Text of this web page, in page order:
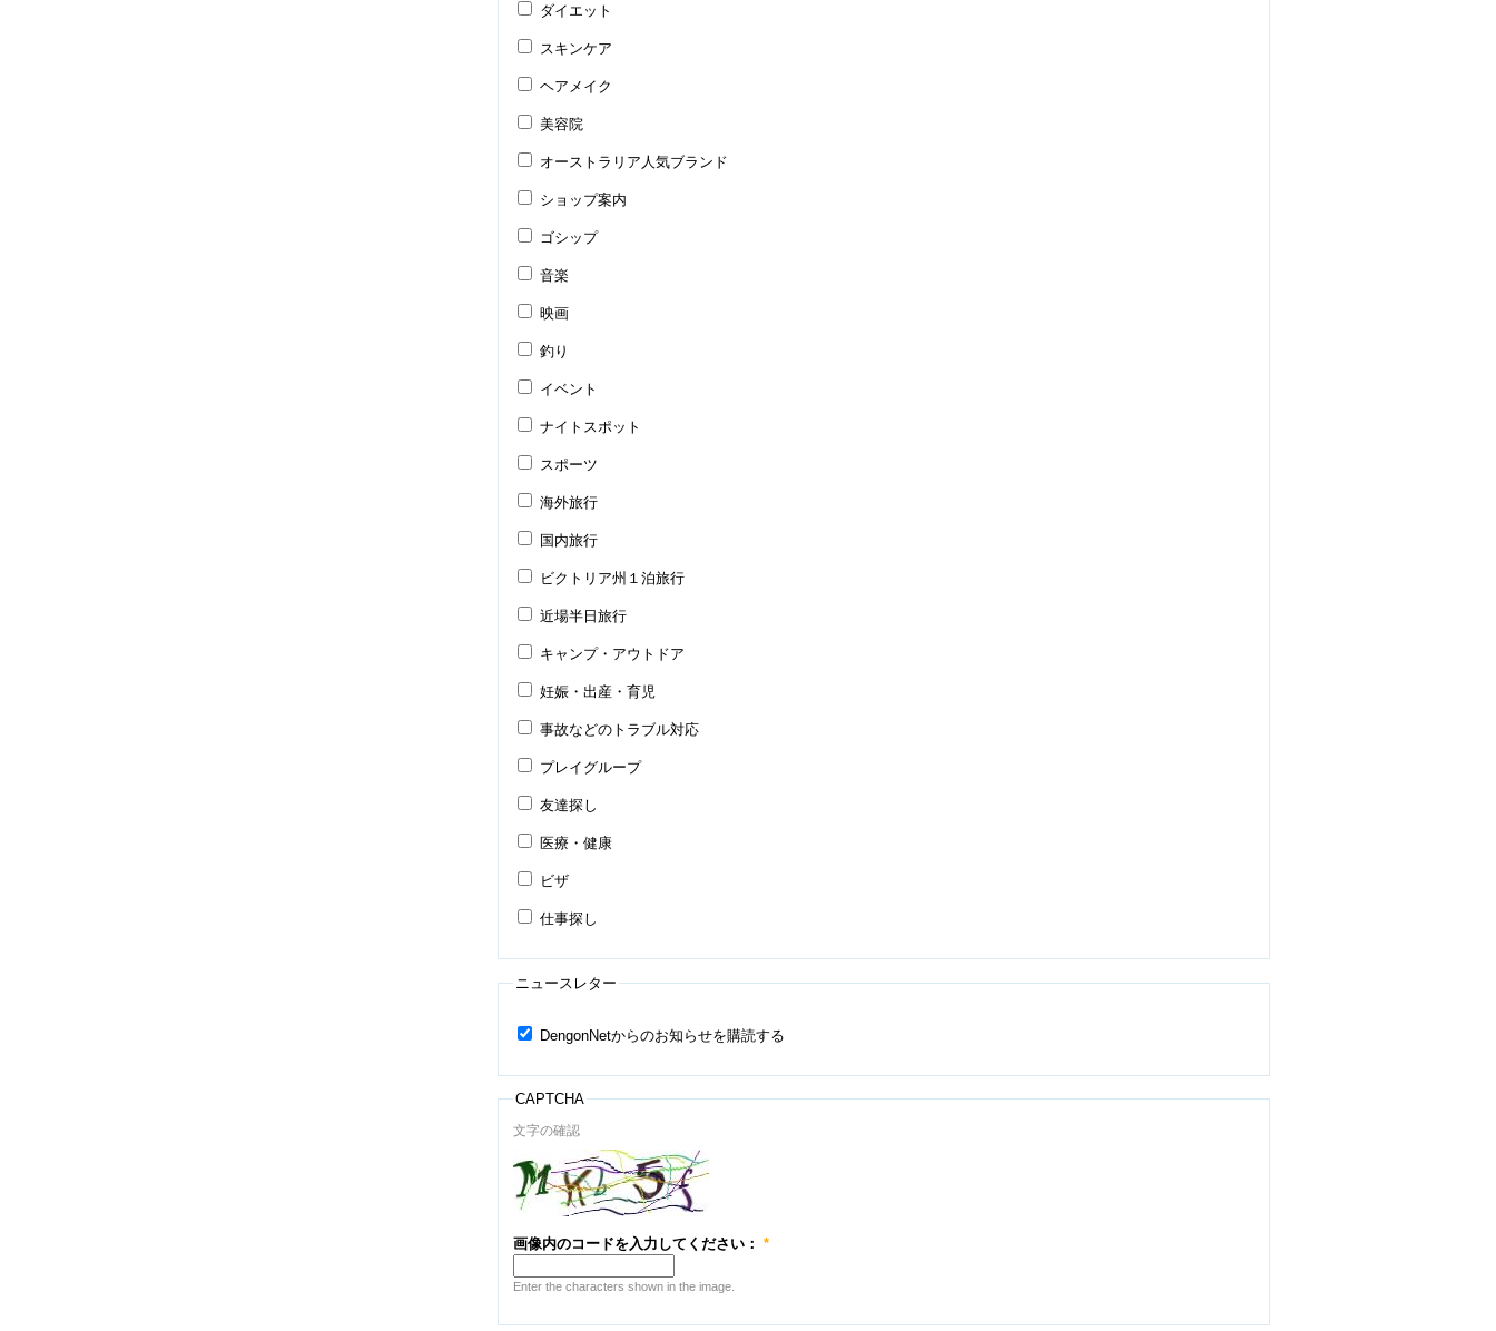
ダイエット
スキンケア
ヘアメイク
美容院
オーストラリア人気ブランド
ショップ案内
ゴシップ
音楽
映画
釣り
イベント
ナイトスポット
スポーツ
海外旅行
国内旅行
ビクトリア州１泊旅行
近場半日旅行
キャンプ・アウトドア
妊娠・出産・育児
事故などのトラブル対応
プレイグループ
友達探し
医療・健康
ビザ
仕事探し
ニュースレター
DengonNetからのお知らせを購読する
CAPTCHA
文字の確認
画像内のコードを入力してください： *
Enter the characters shown in the image.